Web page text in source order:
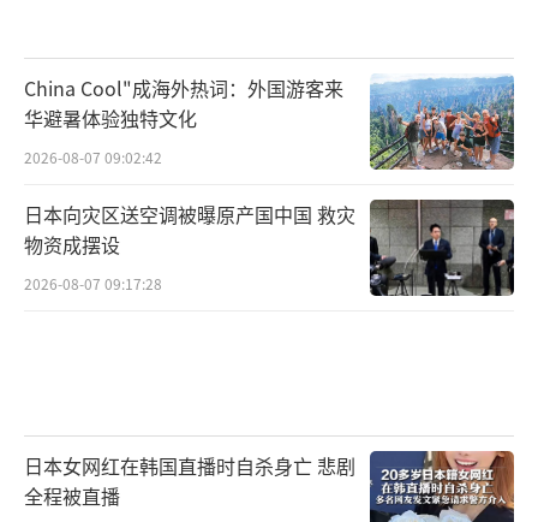
China Cool"成海外热词：外国游客来
华避暑体验独特文化
2026-08-07 09:02:42
日本向灾区送空调被曝原产国中国 救灾
物资成摆设
2026-08-07 09:17:28
日本女网红在韩国直播时自杀身亡 悲剧
全程被直播